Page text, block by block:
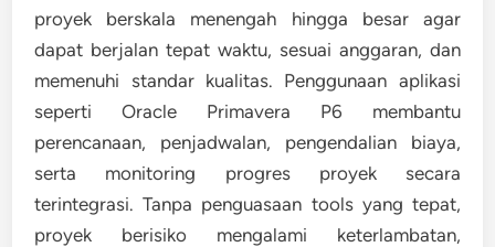
proyek berskala menengah hingga besar agar
dapat berjalan tepat waktu, sesuai anggaran, dan
memenuhi standar kualitas. Penggunaan aplikasi
seperti Oracle Primavera P6 membantu
perencanaan, penjadwalan, pengendalian biaya,
serta monitoring progres proyek secara
terintegrasi. Tanpa penguasaan tools yang tepat,
proyek berisiko mengalami keterlambatan,